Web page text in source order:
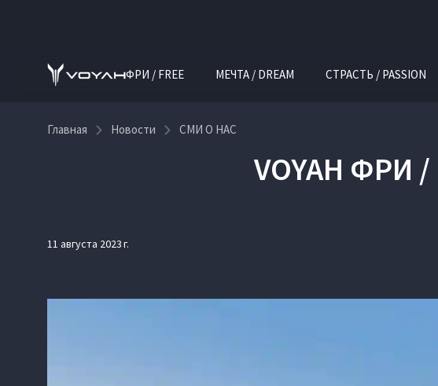
ФРИ / FREE МЕЧТА / DREAM СТРАСТЬ / PASSION
Главная Новости СМИ О НАС
VOYAH ФРИ
11 августа 2023 г.